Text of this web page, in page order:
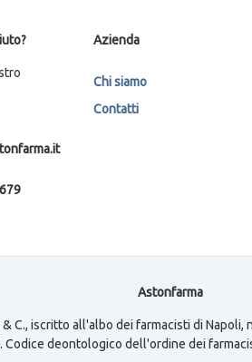
Azienda
Chi siamo
Contatti
Astonfarma
C., iscritto all'albo dei farmacisti di
Codice deontologico dell'ordine dei